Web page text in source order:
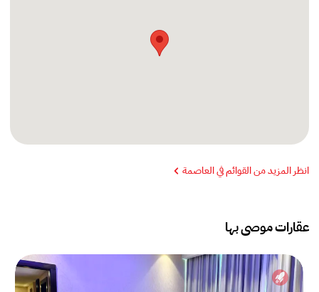
انظر المزيد من القوائم في العاصمة
عقارات موصى بها